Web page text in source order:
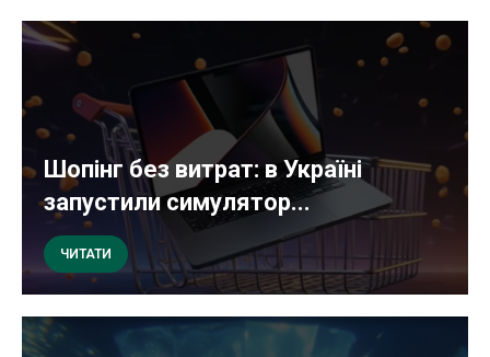
Шопінг без витрат: в Україні
запустили симулятор...
ЧИТАТИ